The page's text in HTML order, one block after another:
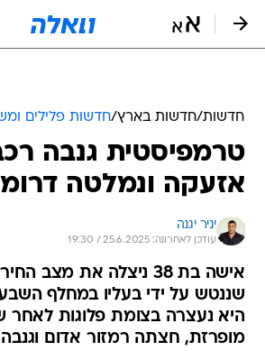
חדשות/חדשות בארץ/חדשות פלילים
טרמפיסטית גנבה
אזעקה ונמלטה
יניר יגנה
עודכן לאחרונה: 25.6.2025 / 19:30
אישה בת 38 ניצלה את מצב
שננטש על ידי בעליו במחלף
היא נעצרה בצומת פלוגות לאחר
מופרזת, חצתה רמזור אדום וגנבה